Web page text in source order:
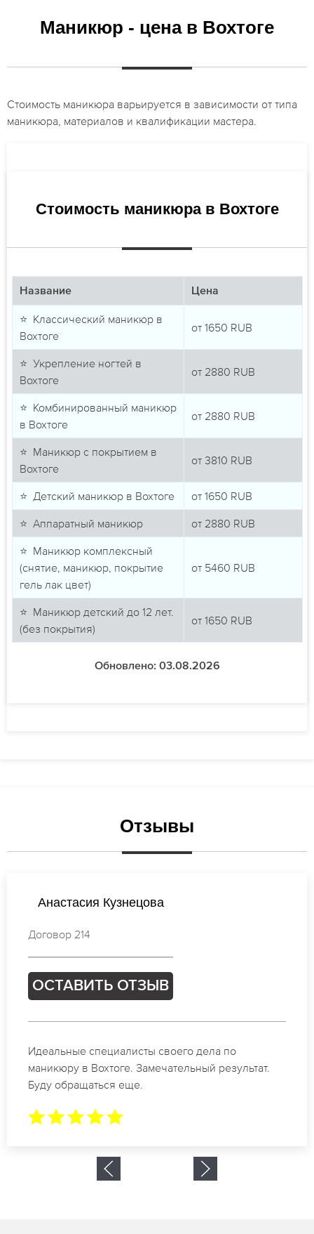
Маникюр - цена в Вохтоге
Стоимость маникюра варьируется в зависимости от типа
маникюра, материалов и квалификации мастера.
Стоимость маникюра в Вохтоге
Название Цена
⭐ Классический маникюр в
Вохтоге
от 1650 RUB
⭐ Укрепление ногтей в
Вохтоге
от 2880 RUB
⭐ Комбинированный маникюр
в Вохтоге
от 2880 RUB
⭐ Маникюр с покрытием в
Вохтоге
от 3810 RUB
⭐ Детский маникюр в Вохтоге от 1650 RUB
⭐ Аппаратный маникюр от 2880 RUB
⭐ Маникюр комплексный
(снятие, маникюр, покрытие
гель лак цвет)
от 5460 RUB
⭐ Маникюр детский до 12 лет.
(без покрытия)
от 1650 RUB
Обновлено: 03.08.2026
Отзывы
Виктория Лебедева
Договор 299
ОСТАВИТЬ ОТЗЫВ
Спасибо огромное. Заказывала маникюр на день
рождение в Вохтоге. За 1.5 часа все было готово.